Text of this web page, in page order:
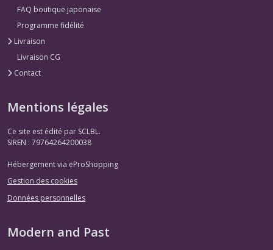
FAQ boutique japonaise
Programme fidélité
Livraison
Livraison CG
Contact
Mentions légales
Ce site est édité par SCLBL.
SIREN : 79764264200038
Hébergement via eProShopping
Gestion des cookies
Données personnelles
Modern and Past